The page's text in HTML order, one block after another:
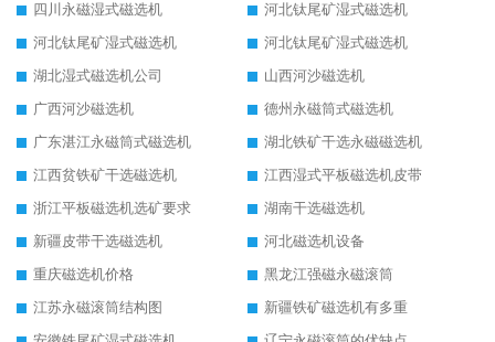
四川永磁湿式磁选机
河北钛尾矿湿式磁选机
河北钛尾矿湿式磁选机
河北钛尾矿湿式磁选机
湖北湿式磁选机公司
山西河沙磁选机
广西河沙磁选机
德州永磁筒式磁选机
广东湛江永磁筒式磁选机
湖北铁矿干选永磁磁选机
江西贫铁矿干选磁选机
江西湿式平板磁选机皮带
浙江平板磁选机选矿要求
湖南干选磁选机
新疆皮带干选磁选机
河北磁选机设备
重庆磁选机价格
黑龙江强磁永磁滚筒
江苏永磁滚筒结构图
新疆铁矿磁选机有多重